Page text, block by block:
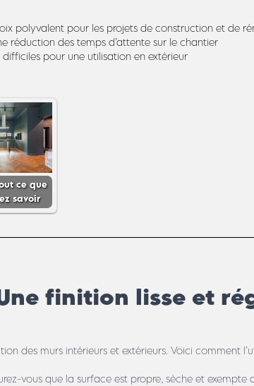
polyvalent pour les projets de construction et de
réduction des temps d’attente sur le chantier
pour une utilisation en extérieur
ce que
savoir
finition lisse et
des murs intérieurs et extérieurs. Voici comment
vous que la surface est propre, sèche et